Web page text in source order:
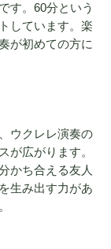
す。60分という
しています。楽
が初めての方に
ウクレレ演奏の
が広がります。
かち合える友人
生み出す力があ